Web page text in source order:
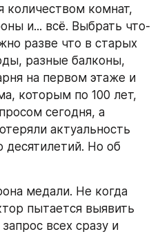
количеством комнат,
и... всё. Выбрать что-
разве что в старых
разные балконы,
на первом этаже и
которым по 100 лет,
сегодня, а
актуальность
десятилетий. Но об
медали. Не когда
пытается выявить
всех сразу и